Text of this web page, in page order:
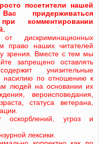
посетители нашей
придерживаться
комментировании
дискриминационных
право наших читателей
зрения. Вместе с тем мы
запрещено оставлять
унизительные
насилию по отношению к
людей на основании их
вероисповедания,
статуса ветерана,
оскорблений, угроз и
лексики.